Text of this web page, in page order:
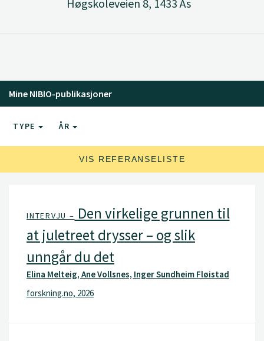
Høgskoleveien 8, 1433 Ås
Mine NIBIO-publikasjoner
TYPE ÅR
VIS REFERANSELISTE
INTERVJU – Den virkelige grunnen til
at juletreet drysser – og slik
unngår du det
Elina Melteig, Ane Vollsnes, Inger Sundheim Fløistad
forskning.no, 2026